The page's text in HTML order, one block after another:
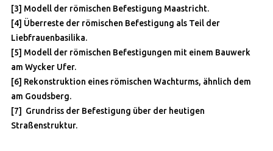
[3] Modell der römischen Befestigung Maastricht.
[4] Überreste der römischen Befestigung als Teil der
Liebfrauenbasilika.
[5] Modell der römischen Befestigungen mit einem Bauwerk
am Wycker Ufer.
[6] Rekonstruktion eines römischen Wachturms, ähnlich dem
am Goudsberg.
[7] Grundriss der Befestigung über der heutigen
Straßenstruktur.